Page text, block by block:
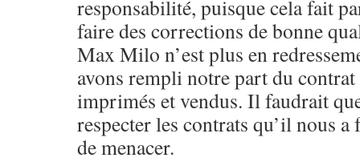
responsabilité, puisque cela fait
faire des corrections de bonne
Max Milo n’est plus en
avons rempli notre part du
imprimés et vendus. Il faudrait
respecter les contrats qu’il nous
de menacer.